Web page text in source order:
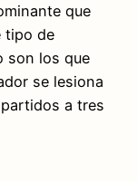
que
tipo de
son los que
se lesiona
a tres